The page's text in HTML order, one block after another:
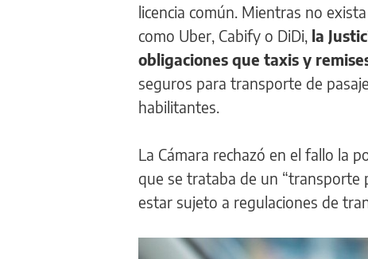
licencia común. Mientras no
como Uber, Cabify o DiDi, la
obligaciones que taxis y
seguros para transporte de
habilitantes.
La Cámara rechazó en el fallo la
que se trataba de un “transporte
estar sujeto a regulaciones de